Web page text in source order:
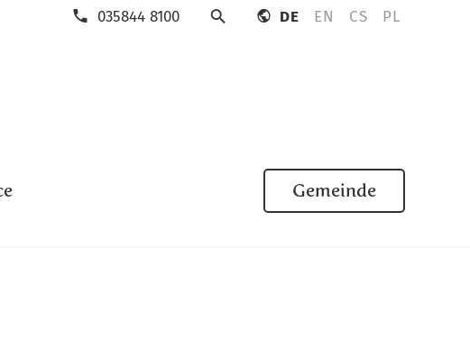
035844 8100 DE EN CS PL
Gemeinde